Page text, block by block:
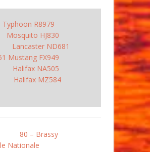
Typhoon R8979
Mosquito HJ830
Lancaster ND681
Mustang FX949
Halifax NA505
Halifax MZ584
80 – Brassy
Nationale